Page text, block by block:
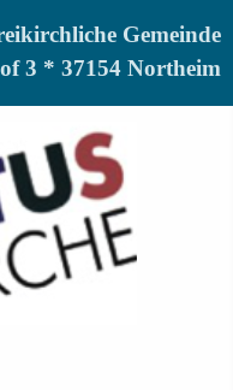
Gemeinde
3 * 37154 Northeim